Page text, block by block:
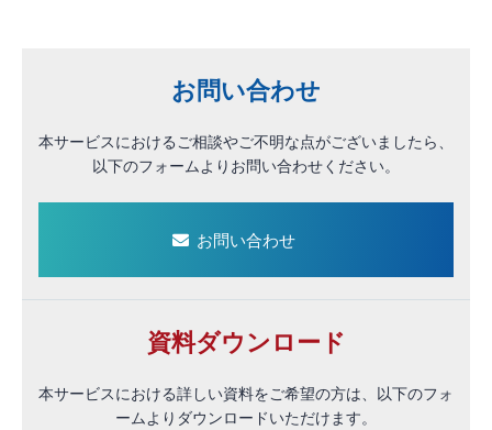
お問い合わせ
本サービスにおけるご相談やご不明な点がございましたら、
以下のフォームよりお問い合わせください。
お問い合わせ
資料ダウンロード
本サービスにおける詳しい資料をご希望の方は、以下のフォ
ームよりダウンロードいただけます。